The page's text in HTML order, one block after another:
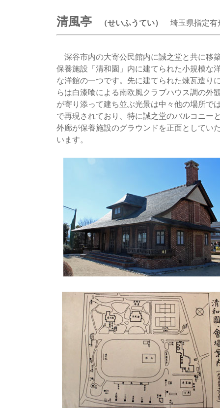
清風亭 （せいふうてい） 埼玉県指定有
深谷市内の大寄公民館内に誠之堂と共に移
保養施設「清和園」内に建てられた小規模な
な洋館の一つです。先に建てられた煉瓦造り
らは白漆喰による南欧風クラブハウス調の外
が寄り添って建ち並ぶ光景は中々他の場所で
で再現されており、特に誠之堂のバルコニー
外廊が保養施設のグラウンドを正面としてい
います。